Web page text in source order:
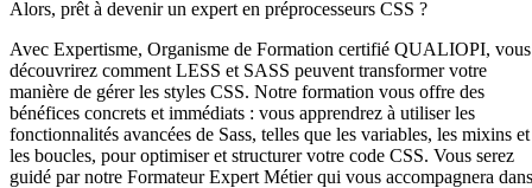
Alors, prêt à devenir un expert en préprocesseurs CSS ?
Avec Expertisme, Organisme de Formation certifié QUALIOPI, vous
découvrirez comment LESS et SASS peuvent transformer votre
manière de gérer les styles CSS. Notre formation vous offre des
bénéfices concrets et immédiats : vous apprendrez à utiliser les
fonctionnalités avancées de Sass, telles que les variables, les mixins et
les boucles, pour optimiser et structurer votre code CSS. Vous serez
guidé par notre Formateur Expert Métier qui vous accompagnera dans